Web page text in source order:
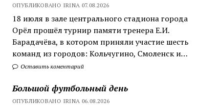
ОПУБЛИКОВАНО IRINA 07.08.2026
18 июля в зале центрального стадиона города
Орёл прошёл турнир памяти тренера Е.И.
Барадачёва, в котором приняли участие шесть
команд из городов: Кольчугино, Смоленск и…
Оставить коментарий
Большой футбольный день
ОПУБЛИКОВАНО IRINA 06.08.2026